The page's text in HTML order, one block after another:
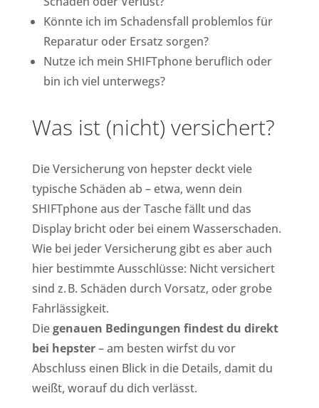
Könnte ich im Schadensfall problemlos für
Reparatur oder Ersatz sorgen?
Nutze ich mein SHIFTphone beruflich oder
bin ich viel unterwegs?
Was ist (nicht) versichert?
Die Versicherung von hepster deckt viele
typische Schäden ab – etwa, wenn dein
SHIFTphone aus der Tasche fällt und das
Display bricht oder bei einem Wasserschaden.
Wie bei jeder Versicherung gibt es aber auch
hier bestimmte Ausschlüsse: Nicht versichert
sind z. B. Schäden durch Vorsatz, oder grobe
Fahrlässigkeit.
Diegenauen Bedingungen findest du direkt
bei hepster– am besten wirfst du vor
Abschluss einen Blick in die Details, damit du
weißt, worauf du dich verlässt.